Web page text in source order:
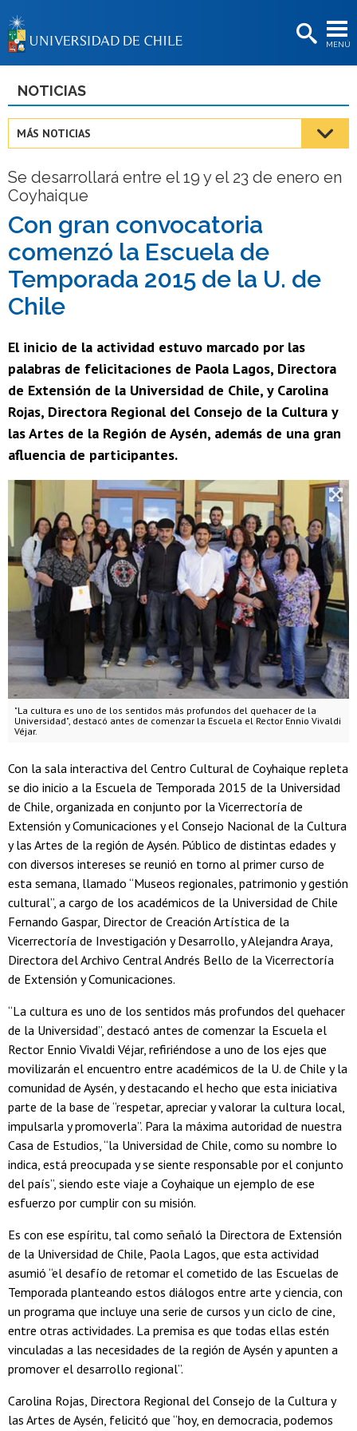
MENÚ
BIBLIOTECAS
Estudiantes
Académicas/os
Egresadas/os
NOTICIAS
MÁS NOTICIAS
Se desarrollará entre el 19 y el 23 de enero en
Coyhaique
Con gran convocatoria
comenzó la Escuela de
Temporada 2015 de la U. de
Chile
El inicio de la actividad estuvo marcado por las
palabras de felicitaciones de Paola Lagos, Directora
de Extensión de la Universidad de Chile, y Carolina
Rojas, Directora Regional del Consejo de la Cultura y
las Artes de la Región de Aysén, además de una gran
afluencia de participantes.
"La cultura es uno de los sentidos más profundos del quehacer de la
Universidad", destacó antes de comenzar la Escuela el Rector Ennio Vivaldi
Véjar.
Con la sala interactiva del Centro Cultural de Coyhaique repleta
se dio inicio a la Escuela de Temporada 2015 de la Universidad
de Chile, organizada en conjunto por la Vicerrectoría de
Extensión y Comunicaciones y el Consejo Nacional de la Cultura
y las Artes de la región de Aysén. Público de distintas edades y
con diversos intereses se reunió en torno al primer curso de
esta semana, llamado “Museos regionales, patrimonio y gestión
cultural”, a cargo de los académicos de la Universidad de Chile
Fernando Gaspar, Director de Creación Artística de la
Vicerrectoría de Investigación y Desarrollo, y Alejandra Araya,
Directora del Archivo Central Andrés Bello de la Vicerrectoría
de Extensión y Comunicaciones.
“La cultura es uno de los sentidos más profundos del quehacer
de la Universidad”, destacó antes de comenzar la Escuela el
Rector Ennio Vivaldi Véjar, refiriéndose a uno de los ejes que
movilizarán el encuentro entre académicos de la U. de Chile y la
comunidad de Aysén, y destacando el hecho que esta iniciativa
parte de la base de “respetar, apreciar y valorar la cultura local,
impulsarla y promoverla”. Para la máxima autoridad de nuestra
Casa de Estudios, “la Universidad de Chile, como su nombre lo
indica, está preocupada y se siente responsable por el conjunto
del país”, siendo este viaje a Coyhaique un ejemplo de ese
esfuerzo por cumplir con su misión.
Es con ese espíritu, tal como señaló la Directora de Extensión
de la Universidad de Chile, Paola Lagos, que esta actividad
asumió “el desafío de retomar el cometido de las Escuelas de
Temporada planteando estos diálogos entre arte y ciencia, con
un programa que incluye una serie de cursos y un ciclo de cine,
entre otras actividades. La premisa es que todas ellas estén
vinculadas a las necesidades de la región de Aysén y apunten a
promover el desarrollo regional”.
Carolina Rojas, Directora Regional del Consejo de la Cultura y
las Artes de Aysén, felicitó que “hoy, en democracia, podemos